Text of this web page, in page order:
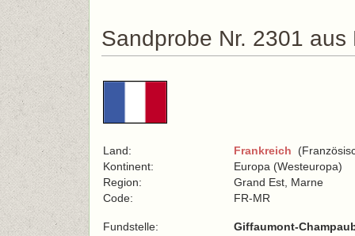
Sandprobe Nr. 2301 aus
Land: Frankreich
Kontinent:
Europa (Westeuropa)
Region:
Grand Est, Marne
Code:
FR-MR
Fundstelle:
Giffaumont-